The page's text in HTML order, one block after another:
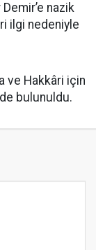
nazik
ilgi nedeniyle
ve Hakkâri için
bulunuldu.